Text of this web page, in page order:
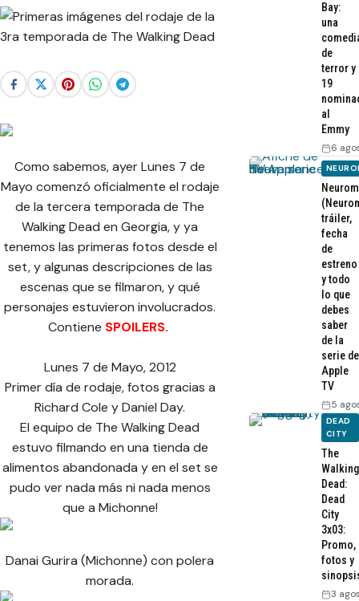
Como sabemos, ayer Lunes 7 de
Mayo comenzó oficialmente el rodaje
de la tercera temporada de The
Walking Dead en Georgia, y ya
tenemos las primeras fotos desde el
set, y algunas descripciones de las
escenas que se filmaron, y qué
personajes estuvieron involucrados.
Contiene SPOILERS.
Lunes 7 de Mayo, 2012
Primer día de rodaje, fotos gracias a
Richard Cole y Daniel Day.
El equipo de The Walking Dead
estuvo filmando en una tienda de
alimentos abandonada y en el set se
pudo ver nada más ni nada menos
que a Michonne!
Danai Gurira (Michonne) con polera
morada.
Bay:
una
de
terror y
19
al
Emmy
6
tráiler,
fecha
de
estreno
y todo
lo que
debes
saber
de la
serie de
Apple
TV
5
DEAD
CITY
The
Walking
Dead:
Dead
City
3x03:
Promo,
fotos y
3